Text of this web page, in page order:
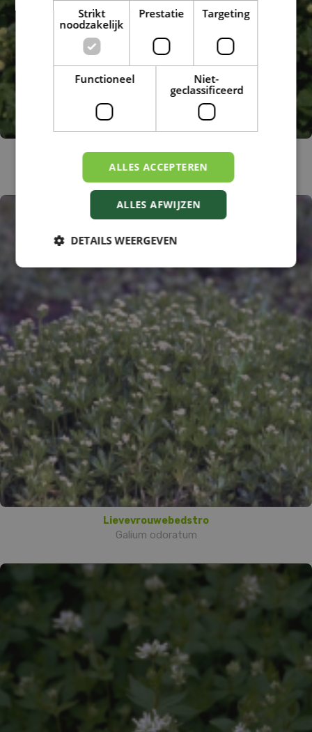
Kogelbloem
Cephalanthus occidentalis
Lievevrouwebedstro
Galium odoratum
Strikt
noodzakelijk
Prestatie Targeting
Functioneel
Niet-
geclassificeerd
ALLES ACCEPTEREN
ALLES AFWIJZEN
DETAILS WEERGEVEN